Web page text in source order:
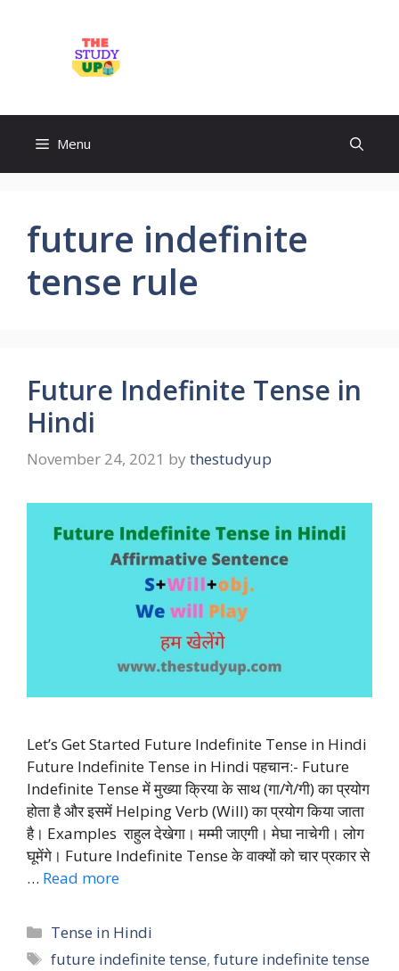
Menu
future indefinite
tense rule
Future Indefinite Tense in
Hindi
November 24, 2021 by thestudyup
Let’s Get Started Future Indefinite Tense in Hindi
Future Indefinite Tense in Hindi पहचान:- Future
Indefinite Tense में मुख्या क्रिया के साथ (गा/गे/गी) का प्रयोग
होता है और इसमें Helping Verb (Will) का प्रयोग किया जाता
है। Examples राहुल देखेगा। मम्मी जाएगी। मेघा नाचेगी। लोग
घूमेंगे। Future Indefinite Tense के वाक्यों को चार प्रकार से
… Read more
Categories
Tense in Hindi
Tags
future indefinite tense,future indefinite tense